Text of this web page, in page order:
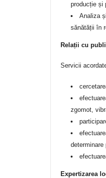
producție și
Analiza
sănătății în
Relații cu
Servicii
zgomot,
determinare
Expertizarea